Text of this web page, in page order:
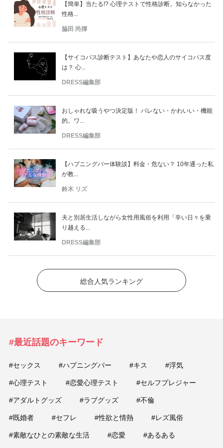
【簡単】当たる!? 心理テストで性格診断。知らなかった
性格...
脇田 尚揮
【サイコパス診断テスト】あなたや恋人のサイコパス度
は？ 心...
DRESS編集部
おしゃれな吸うやつ決定版！ バレない・かわいい・機能
的。ワ...
DRESS編集部
【ハプニングバー体験談】料金・危ない？ 10年通った私
が教...
鈴木 リズ
夫と別居生活しながら女性用風俗を利用「辛い日々を乗
り越える...
DRESS編集部
総合人気ランキング
#最近話題のキーワード
#セックス #ハプニングバー #キス #浮気
#心理テスト #恋愛心理テスト #セルフプレジャー
#アダルトグッズ #ラブグッズ #不倫
#既婚者 #セフレ #性欲と情熱 #レズ風俗
#素敵なひとの素敵な生活 #恋愛 #あるある